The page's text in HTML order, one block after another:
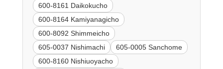
600-8161 Daikokucho
600-8164 Kamiyanagicho
600-8092 Shimmeicho
605-0037 Nishimachi
605-0005 Sanchome
600-8160 Nishiuoyacho